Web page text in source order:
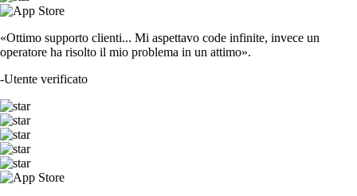
«Ottimo supporto clienti... Mi aspettavo code infinite, invece un
operatore ha risolto il mio problema in un attimo».
-Utente verificato